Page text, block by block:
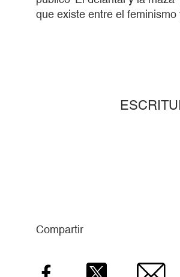
que existe entre el feminismo
Compartir
Facebook Email